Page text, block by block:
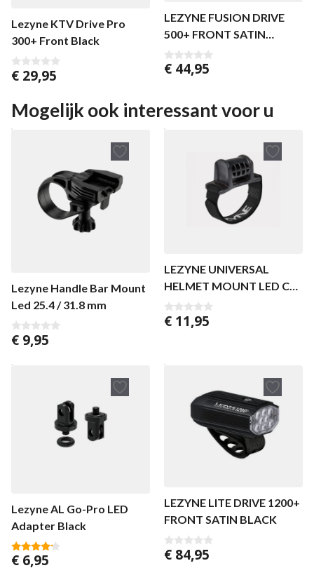
Lezyne KTV Drive Pro
300+ Front Black
0
n
5
€ 29,95
LEZYNE FUSION DRIVE
500+ FRONT SATIN
BLACK
0
€ 44,95
Mogelijk ook interessant voor u
Lezyne Handle Bar Mount
Led 25.4 / 31.8 mm
0
v
n
€ 9,95
LEZYNE UNIVERSAL
HELMET MOUNT LED CM
– MMPSD BLACK
0
v
€ 11,95
Lezyne AL Go-Pro LED
Adapter Black
4.00
van 5
€ 6,95
LEZYNE LITE DRIVE 1200+
FRONT SATIN BLACK
0
v
€ 84,95